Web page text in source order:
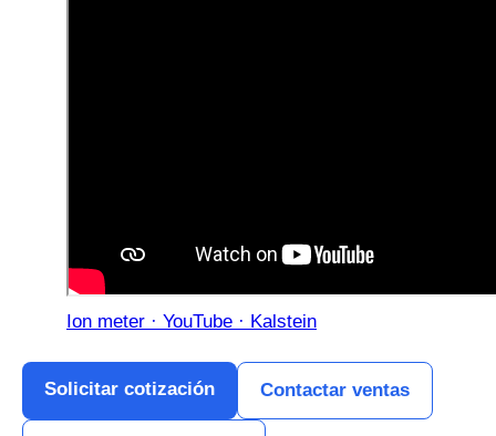
Ion meter · YouTube · Kalstein
Solicitar cotización Contactar ventas